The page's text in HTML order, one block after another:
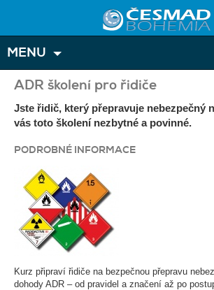
ADR školení pro řidiče
Jste řidič, který přepravuje nebezpečný
vás toto školení nezbytné a povinné.
PODROBNÉ INFORMACE
Kurz připraví řidiče na bezpečnou přepravu
dohody ADR – od pravidel a značení až po
MENU